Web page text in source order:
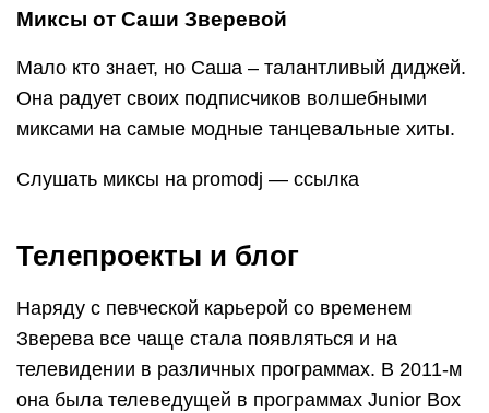
Миксы от Саши Зверевой
Мало кто знает, но Саша – талантливый диджей.
Она радует своих подписчиков волшебными
миксами на самые модные танцевальные хиты.
Слушать миксы на promodj — ссылка
Телепроекты и блог
Наряду с певческой карьерой со временем
Зверева все чаще стала появляться и на
телевидении в различных программах. В 2011-м
она была телеведущей в программах Junior Box